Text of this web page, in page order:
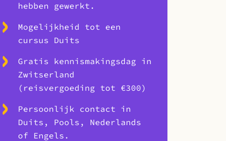
hebben gewerkt.
Mogelijkheid tot een
cursus Duits
Gratis kennismakingsdag in
Zwitserland
(reisvergoeding tot €300)
Persoonlijk contact in
Duits, Pools, Nederlands
of Engels.